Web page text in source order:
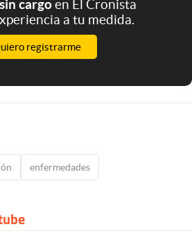
cargoen El Cronista
a tu medida.
registrarme
enfermedades